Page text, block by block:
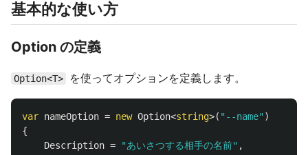
基本的な使い方
Option の定義
Option<T> を使ってオプションを定義します。
var nameOption = new Option<string>( "--name" )
{
Description = "あいさつする相手の名前" ,